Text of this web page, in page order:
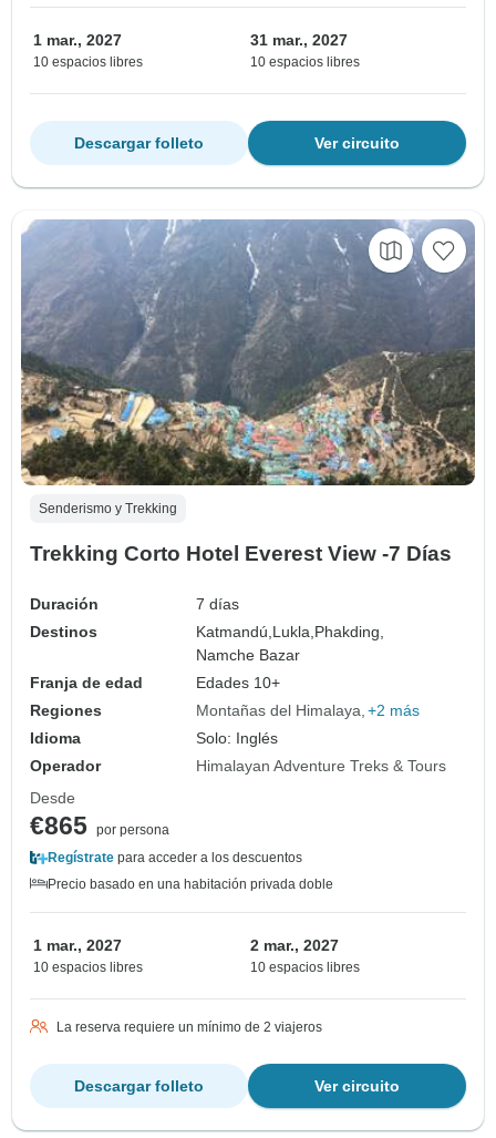
1 mar., 2027
10 espacios libres
31 mar., 2027
10 espacios libres
Ver circuito
Descargar folleto
Senderismo y Trekking
Trekking Corto Hotel Everest View -7 Días
Duración
7 días
Destinos
Katmandú, Lukla, Phakding,
Namche Bazar
Franja de edad
Edades 10+
Regiones
Montañas del Himalaya +2 más
Idioma
Solo: Inglés
Operador
Himalayan Adventure Treks & Tours
Desde
€865 por persona
Regístrate para acceder a los descuentos
Precio basado en una habitación privada doble
1 mar., 2027
10 espacios libres
2 mar., 2027
10 espacios libres
La reserva requiere un mínimo de 2 viajeros
Ver circuito
Descargar folleto